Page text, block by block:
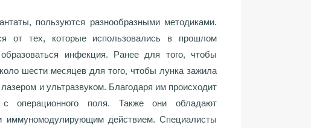
пользуются разнообразными методиками.
от тех, которые использовались в прошлом
инфекция. Ранее для того, чтобы
шести месяцев для того, чтобы лунка зажила
и ультразвуком. Благодаря им происходит
операционного поля. Также они обладают
иммуномодулирующим действием. Специалисты